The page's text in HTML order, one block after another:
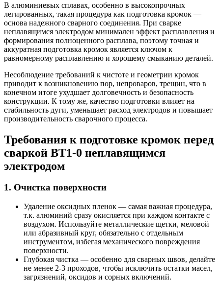
В алюминиевых сплавах, особенно в высокопрочных
легированных, такая процедура как подготовка кромок —
основа надежного сварного соединения. При сварке
неплавящимся электродом минимален эффект расплавления и
формирования полноценного расплава, поэтому точная и
аккуратная подготовка кромок является ключом к
равномерному расплавлению и хорошему смыканию деталей.
Несоблюдение требований к чистоте и геометрии кромок
приводит к возникновению пор, непроваров, трещин, что в
конечном итоге ухудшает долговечность и безопасность
конструкции. К тому же, качество подготовки влияет на
стабильность дуги, уменьшает расход электродов и повышает
производительность сварочного процесса.
Требования к подготовке кромок перед
сваркой ВТ1-0 неплавящимся
электродом
1. Очистка поверхности
Удаление оксидных пленок — самая важная процедура,
т.к. алюминий сразу окисляется при каждом контакте с
воздухом. Используйте металлические щетки, меловой
или абразивный круг, обязательно с отдельным
инструментом, избегая механического повреждения
поверхности.
Глубокая чистка — особенно для сварных швов, делайте
не менее 2-3 проходов, чтобы исключить остатки масел,
загрязнений, оксидов и сорных включений.